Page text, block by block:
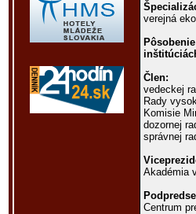
verejná
Člen:
vedeckej
Rady
Komisie
dozornej
správnej
Akadémia
Centrum